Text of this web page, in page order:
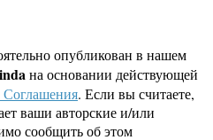
опубликован в нашем
на основании действующей
Соглашения. Если вы считаете,
ваши авторские и/или
сообщить об этом